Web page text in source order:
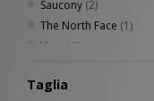
Saucony (2)
The North Face (1)
Vans
(1)
Taglia